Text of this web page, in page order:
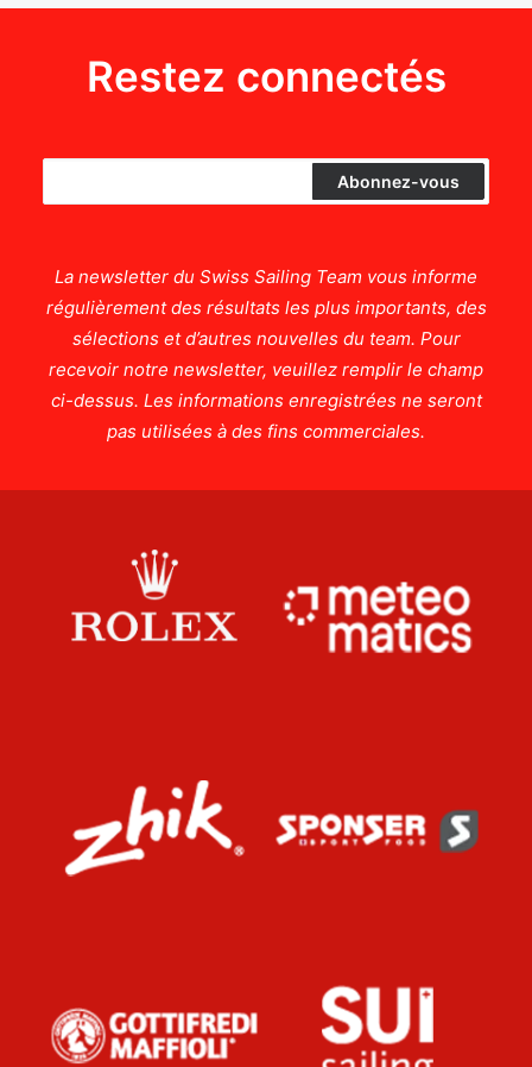
Restez connectés
La newsletter du Swiss Sailing Team vous informe
régulièrement des résultats les plus importants, des
sélections et d’autres nouvelles du team. Pour
recevoir notre newsletter, veuillez remplir le champ
ci-dessus. Les informations enregistrées ne seront
pas utilisées à des fins commerciales.